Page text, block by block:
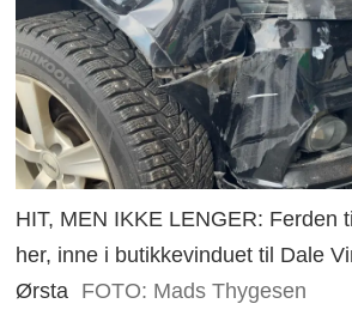
HIT, MEN IKKE LENGER: Ferden
her, inne i butikkevinduet til Dale
Ørsta FOTO: Mads Thygesen